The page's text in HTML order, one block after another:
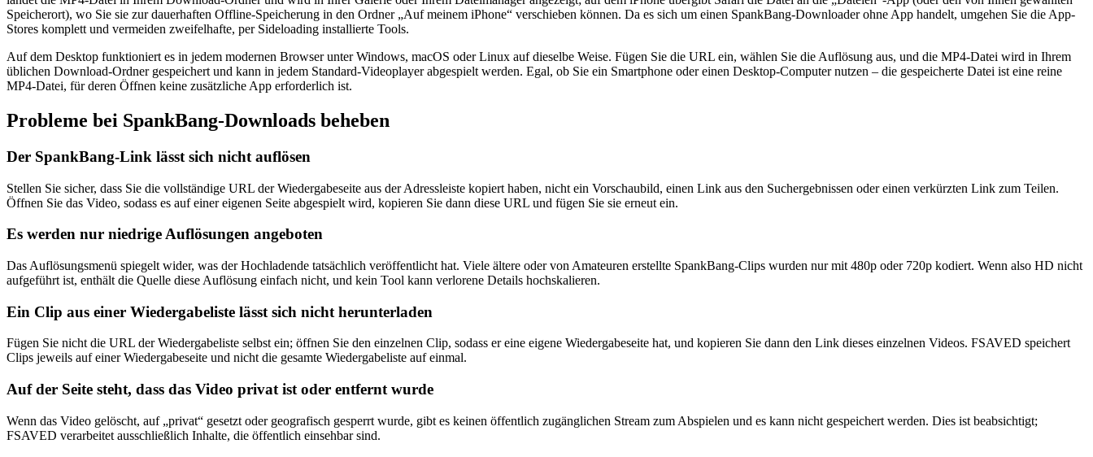
Speicherort), wo Sie sie zur dauerhaften Offline-Speicherung in den Ordner „Auf meinem iPhone“ verschieben können. Da es sich um einen SpankBang-Downloader ohne App handelt, umgehen Sie die App-
Stores komplett und vermeiden zweifelhafte, per Sideloading installierte Tools.
Auf dem Desktop funktioniert es in jedem modernen Browser unter Windows, macOS oder Linux auf dieselbe Weise. Fügen Sie die URL ein, wählen Sie die Auflösung aus, und die MP4-Datei wird in Ihrem
üblichen Download-Ordner gespeichert und kann in jedem Standard-Videoplayer abgespielt werden. Egal, ob Sie ein Smartphone oder einen Desktop-Computer nutzen – die gespeicherte Datei ist eine reine
MP4-Datei, für deren Öffnen keine zusätzliche App erforderlich ist.
Probleme bei SpankBang-Downloads beheben
Der SpankBang-Link lässt sich nicht auflösen
Stellen Sie sicher, dass Sie die vollständige URL der Wiedergabeseite aus der Adressleiste kopiert haben, nicht ein Vorschaubild, einen Link aus den Suchergebnissen oder einen verkürzten Link zum Teilen.
Öffnen Sie das Video, sodass es auf einer eigenen Seite abgespielt wird, kopieren Sie dann diese URL und fügen Sie sie erneut ein.
Es werden nur niedrige Auflösungen angeboten
Das Auflösungsmenü spiegelt wider, was der Hochladende tatsächlich veröffentlicht hat. Viele ältere oder von Amateuren erstellte SpankBang-Clips wurden nur mit 480p oder 720p kodiert. Wenn also HD nicht
aufgeführt ist, enthält die Quelle diese Auflösung einfach nicht, und kein Tool kann verlorene Details hochskalieren.
Ein Clip aus einer Wiedergabeliste lässt sich nicht herunterladen
Fügen Sie nicht die URL der Wiedergabeliste selbst ein; öffnen Sie den einzelnen Clip, sodass er eine eigene Wiedergabeseite hat, und kopieren Sie dann den Link dieses einzelnen Videos. FSAVED speichert
Clips jeweils auf einer Wiedergabeseite und nicht die gesamte Wiedergabeliste auf einmal.
Auf der Seite steht, dass das Video privat ist oder entfernt wurde
Wenn das Video gelöscht, auf „privat“ gesetzt oder geografisch gesperrt wurde, gibt es keinen öffentlich zugänglichen Stream zum Abspielen und es kann nicht gespeichert werden. Dies ist beabsichtigt;
FSAVED verarbeitet ausschließlich Inhalte, die öffentlich einsehbar sind.